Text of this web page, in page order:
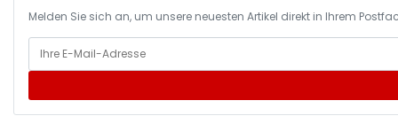
Melden Sie sich an, um unsere neuesten Artikel direkt in Ihrem